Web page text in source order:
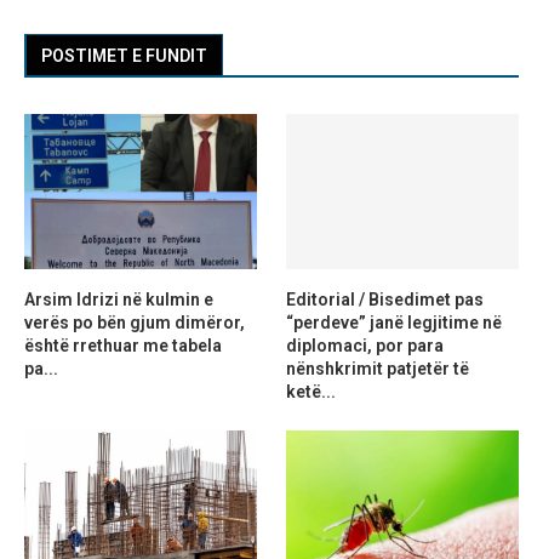
POSTIMET E FUNDIT
Arsim Idrizi në kulmin e
verës po bën gjum dimëror,
është rrethuar me tabela
pa...
Editorial / Bisedimet pas
“perdeve” janë legjitime në
diplomaci, por para
nënshkrimit patjetër të
ketë...